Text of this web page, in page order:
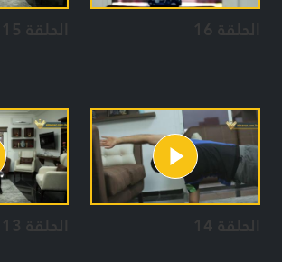
الحلقة 16 الحلقة 15
الحلقة 14 الحلقة 13